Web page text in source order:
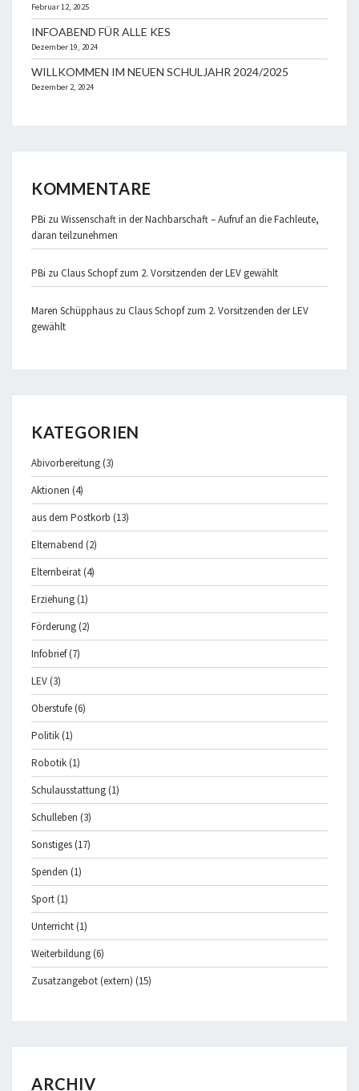
Februar 12, 2025
INFOABEND FÜR ALLE KES
Dezember 19, 2024
WILLKOMMEN IM NEUEN SCHULJAHR 2024/2025
Dezember 2, 2024
KOMMENTARE
PBi zu Wissenschaft in der Nachbarschaft – Aufruf an die Fachleute,
daran teilzunehmen
PBi zu Claus Schopf zum 2. Vorsitzenden der LEV gewählt
Maren Schüpphaus zu Claus Schopf zum 2. Vorsitzenden der LEV
gewählt
KATEGORIEN
Abivorbereitung(3)
Aktionen (4)
aus dem Postkorb (13)
Elternabend (2)
Elternbeirat(4)
Erziehung(1)
Förderung(2)
Infobrief(7)
LEV(3)
Oberstufe(6)
Politik(1)
Robotik(1)
Schulausstattung(1)
Schulleben (3)
Sonstiges(17)
Spenden (1)
Sport(1)
Unterricht(1)
Weiterbildung(6)
Zusatzangebot (extern) (15)
ARCHIV